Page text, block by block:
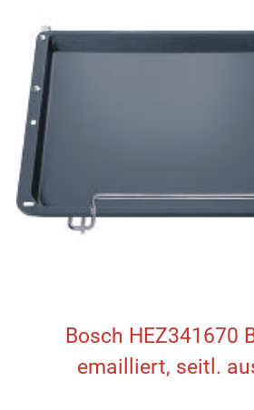
Bosch HEZ341670
emailliert, seitl.